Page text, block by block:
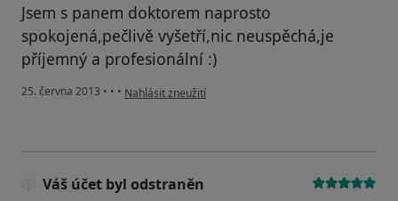
Jsem s panem doktorem naprosto
spokojená,pečlivě vyšetří,nic neuspěchá,je
příjemný a profesionální :)
25. června 2013 • • • podle názoru uživatele Váš účet byl odstraněn
Nahlásit zneužití
Váš účet byl odstraněn